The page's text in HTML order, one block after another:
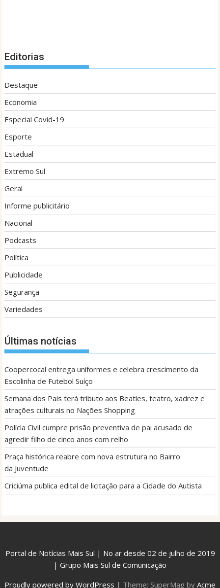
Editorias
Destaque
Economia
Especial Covid-19
Esporte
Estadual
Extremo Sul
Geral
Informe publicitário
Nacional
Podcasts
Política
Publicidade
Segurança
Variedades
Últimas notícias
Coopercocal entrega uniformes e celebra crescimento da
Escolinha de Futebol Suíço
Semana dos Pais terá tributo aos Beatles, teatro, xadrez e
atrações culturais no Nações Shopping
Polícia Civil cumpre prisão preventiva de pai acusado de
agredir filho de cinco anos com relho
Praça histórica reabre com nova estrutura no Bairro
da Juventude
Criciúma publica edital de licitação para a Cidade do Autista
Portal de Notícias Mais Sul | No ar desde 02 de julho de 2019
| Grupo Mais Sul de Comunicação
Proudly powered by WordPress | Theme: SuperMag by Acme